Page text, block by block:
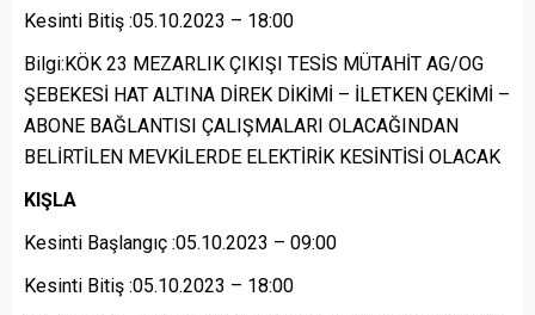
Kesinti Bitiş :05.10.2023 – 18:00
Bilgi:KÖK 23 MEZARLIK ÇIKIŞI TESİS MÜTAHİT AG/OG
ŞEBEKESİ HAT ALTINA DİREK DİKİMİ – İLETKEN ÇEKİMİ –
ABONE BAĞLANTISI ÇALIŞMALARI OLACAĞINDAN
BELİRTİLEN MEVKİLERDE ELEKTİRİK KESİNTİSİ OLACAK
KIŞLA
Kesinti Başlangıç :05.10.2023 – 09:00
Kesinti Bitiş :05.10.2023 – 18:00